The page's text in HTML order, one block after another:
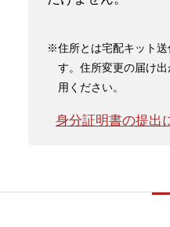
※住所とは宅配キット送
す。住所変更の届け
用ください。
身分証明書の提出